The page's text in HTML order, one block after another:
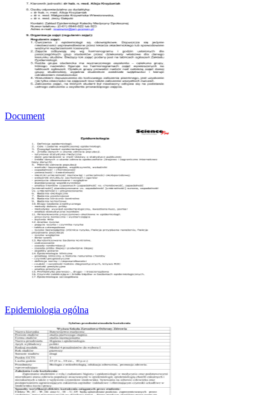
Document
Epidemiologia ogólna